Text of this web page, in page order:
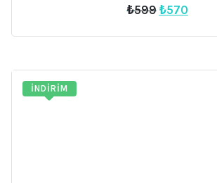
₺599 Orijinal
₺599.
₺570Şu
fiyat:
İNDIRIM